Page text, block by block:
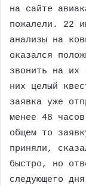
на сайте
пожалели. 22
анализы на
оказался
звонить на их
них целый
заявка уже
менее 48
общем то
приняли,
быстро, но
следующего